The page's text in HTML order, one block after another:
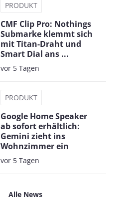
PRODUKT
CMF Clip Pro: Nothings
Submarke klemmt sich
mit Titan-Draht und
Smart Dial ans ...
vor 5 Tagen
PRODUKT
Google Home Speaker
ab sofort erhältlich:
Gemini zieht ins
Wohnzimmer ein
vor 5 Tagen
Alle News